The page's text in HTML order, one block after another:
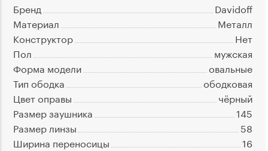
Бренд
Davidoff
Материал
Металл
Конструктор
Нет
Пол
мужская
Форма модели
овальные
Тип ободка
ободковая
Цвет оправы
чёрный
Размер заушника
145
Размер линзы
58
Ширина переносицы
16